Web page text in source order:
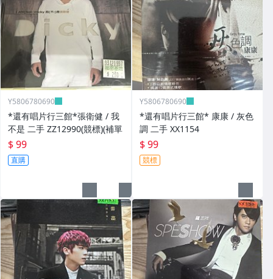
Y5806780690
*還有唱片行三館*張衛健 / 我
不是 二手 ZZ12990(競標)(補單
$ 99
直購
Y5806780690
*還有唱片行三館* 康康 / 灰色
調 二手 XX1154
$ 99
競標